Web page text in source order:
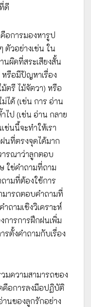
ดี
อการมองหารูป
วอย่างเช่น ใน
นผิดที่สระเสียงสั้น
หรือมีปัญหาเรื่อง
ตรี ไม้จัตวา) หรือ
ได้ (เช่น การ อ่าน
ไป (เช่น อ่าน กลาย
ช่นนี้จะทำให้เรา
นที่ตรงจุดได้มาก
ารณาว่าลูกตอบ
ใช่คำถามที่ถาม
ถามที่ต้องใช้การ
ารถตอบคำถามที่
ถามเชิงวิเคราะห์
การการฝึกฝนเพิ่ม
รตั้งคำถามกับเรื่อง
มความสามารถของ
อการลงมือปฏิบัติ
นของลูกรักอย่าง